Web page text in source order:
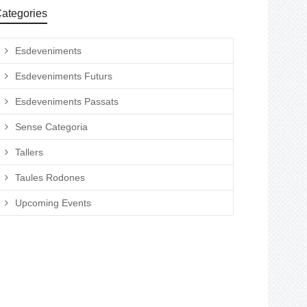
Esdeveniments
Esdeveniments Futurs
Esdeveniments Passats
Sense Categoria
Tallers
Taules Rodones
Upcoming Events